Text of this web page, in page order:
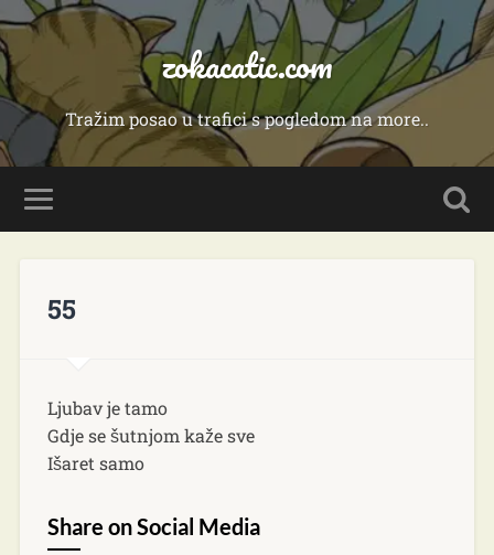
zokacatic.com
Tražim posao u trafici s pogledom na more..
55
Ljubav je tamo
Gdje se šutnjom kaže sve
Išaret samo
Share on Social Media